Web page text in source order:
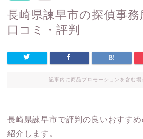
長崎県諫早市の探偵事務
口コミ・評判
記事内に商品プロモーションを含む場
長崎県諫早市で評判の良いおすす
紹介します。